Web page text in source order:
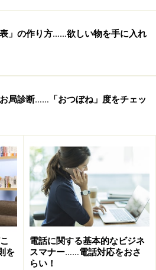
にして来られましたか？
時間も、長く働き続けられるかど
めでもあり、無理なく通勤がで
うかを知るための質問です。順
かどうかを見るという方もいま
表」の作り方……欲しい物を手に入れ
局診断……「おつぼね」度をチェッ
を
電話に関する基本的なビジネ
スマナー……電話対応をおさ
らい！